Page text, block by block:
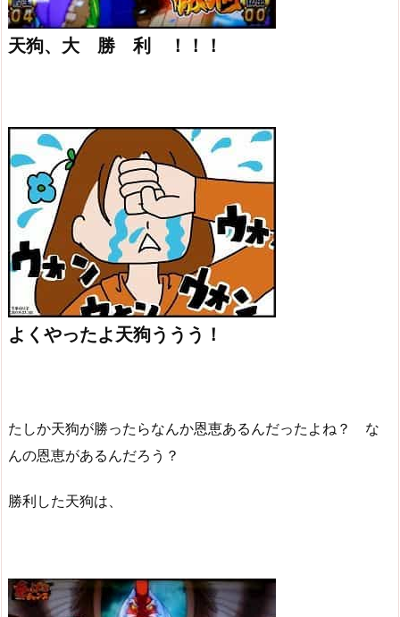
天狗、大 勝 利 ！！！
よくやったよ天狗ううう！
たしか天狗が勝ったらなんか恩恵あるんだったよね？ な
んの恩恵があるんだろう？
勝利した天狗は、